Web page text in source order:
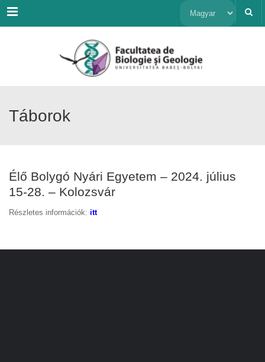
Menu Nyelv
Táborok
Élő Bolygó Nyári Egyetem – 2024. július
15-28. – Kolozsvár
Részletes információk: itt